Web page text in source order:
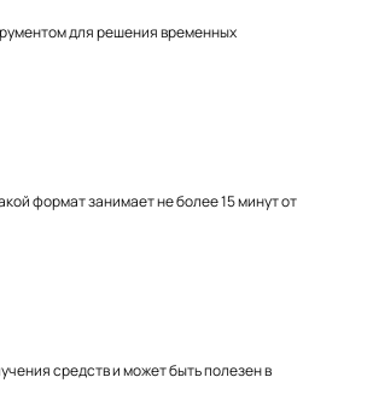
для решения временных
формат занимает не более 15 минут от
средств и может быть полезен в